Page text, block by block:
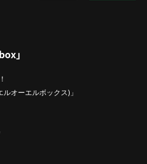
」
オーエルボックス)」